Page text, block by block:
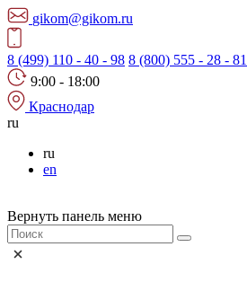
gikom@gikom.ru
8 (499) 110 - 40 - 98 8 (800) 555 - 28 - 81
9:00 - 18:00
Краснодар
ru
ru
en
Вернуть панель меню